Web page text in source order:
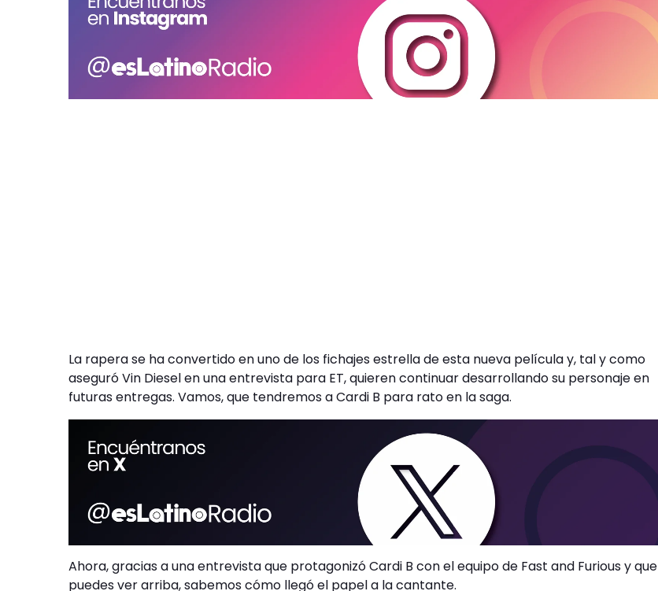
La rapera se ha convertido en uno de los fichajes estrella de esta nueva película y, tal y como
aseguró Vin Diesel en una entrevista para ET, quieren continuar desarrollando su personaje en
futuras entregas. Vamos, que tendremos a Cardi B para rato en la saga.
Ahora, gracias a una entrevista que protagonizó Cardi B con el equipo de Fast and Furious y que
puedes ver arriba, sabemos cómo llegó el papel a la cantante.